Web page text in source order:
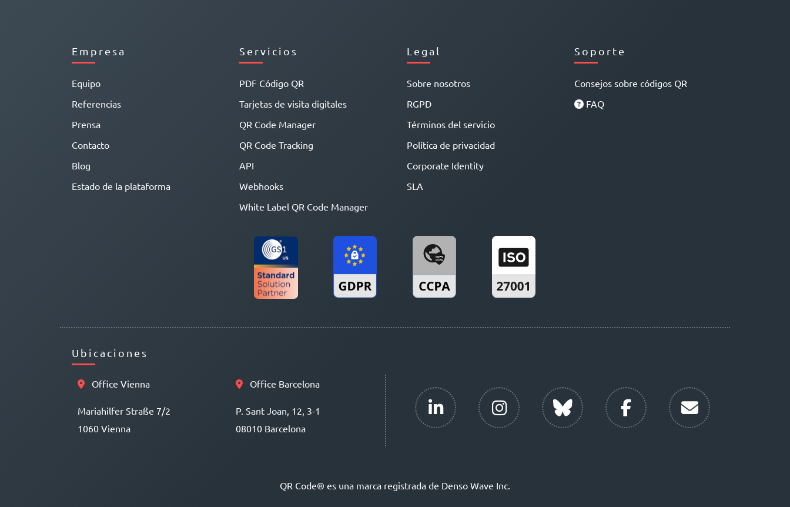
Empresa
Equipo
Referencias
Prensa
Contacto
Blog
Estado de la plataforma
Servicios
PDF Código QR
Tarjetas de visita digitales
QR Code Manager
QR Code Tracking
API
Webhooks
White Label QR Code Manager
Legal
Sobre nosotros
RGPD
Términos del servicio
Política de privacidad
Corporate Identity
SLA
Soporte
Consejos sobre códigos QR
FAQ
Ubicaciones
Office Vienna
Mariahilfer Straße 7/2
1060 Vienna
Office Barcelona
P. Sant Joan, 12, 3-1
08010 Barcelona
QR Code® es una marca registrada de Denso Wave Inc.